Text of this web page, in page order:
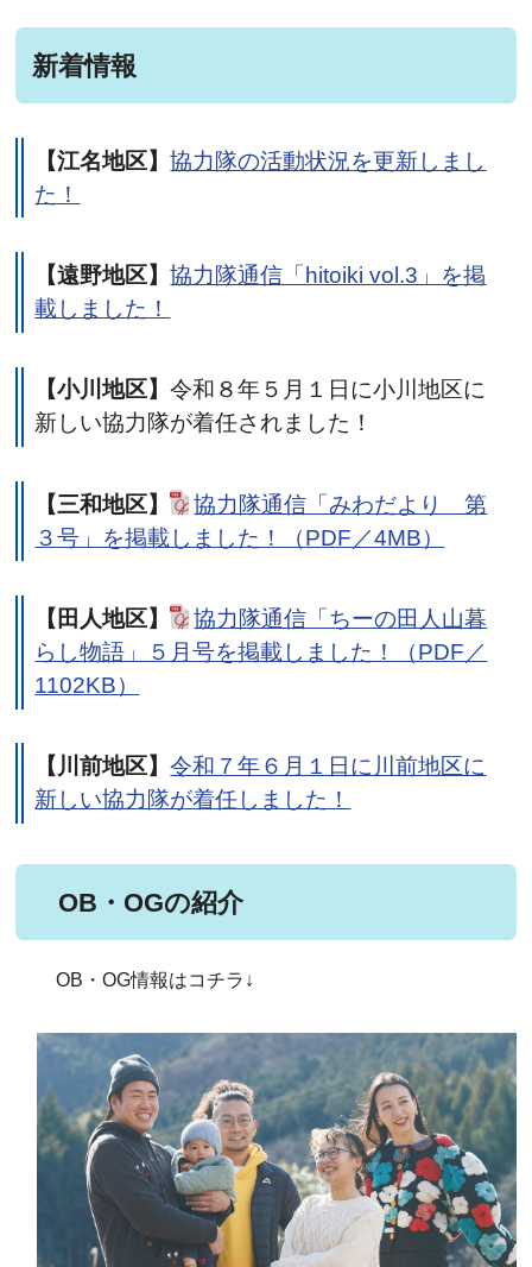
新着情報
【江名地区】協力隊の活動状況を更新しまし
た！
【遠野地区】協力隊通信「hitoiki vol.3」を掲
載しました！
【小川地区】令和８年５月１日に小川地区に
新しい協力隊が着任されました！
【三和地区】
協力隊通信「みわだより 第
３号」を掲載しました！（PDF／4MB）
【田人地区】
協力隊通信「ちーの田人山暮
らし物語」５月号を掲載しました！（PDF／
1102KB）
【川前地区】令和７年６月１日に川前地区に
新しい協力隊が着任しました！
OB・OGの紹介
OB・OG情報はコチラ↓